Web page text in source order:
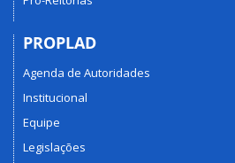
PROPLAD
Agenda de Autoridades
Institucional
Equipe
Legislações